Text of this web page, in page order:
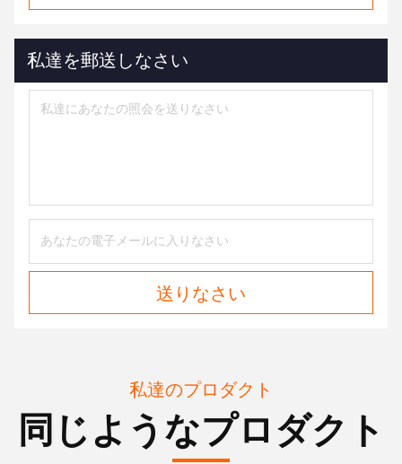
私達を郵送しなさい
送りなさい
私達のプロダクト
同じようなプロダクト